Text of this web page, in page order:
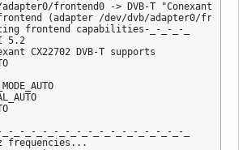
frontend0 -> DVB-T "Conexant
frontend (adapter /dev/dvb/adapter0/
frontend capabilities-_-_-_-_
5.2
CX22702 DVB-T supports
_-_-_-_-_-_-_-_-_-_-_-_-_-_-_-_
frequencies...